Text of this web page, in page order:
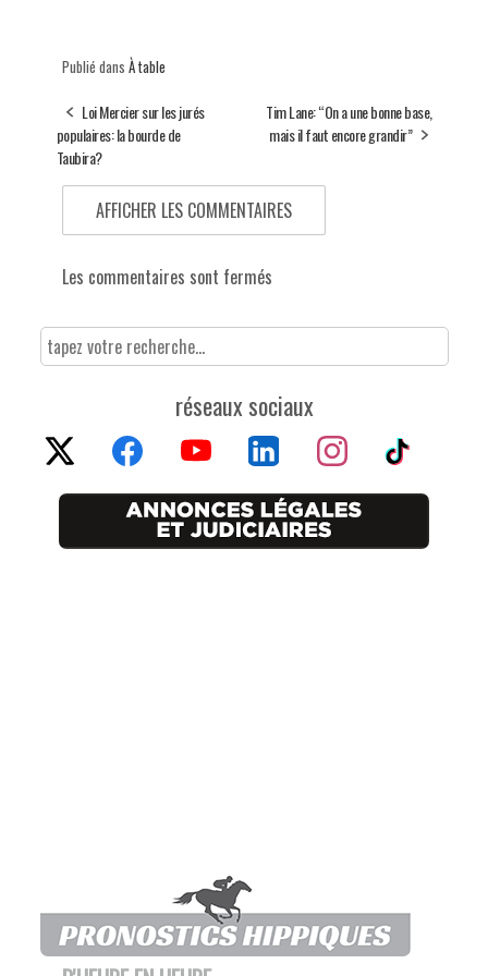
Publié dans À table
Loi Mercier sur les jurés
populaires: la bourde de
Taubira?
Tim Lane: “On a une bonne base,
mais il faut encore grandir”
AFFICHER LES COMMENTAIRES
Les commentaires sont fermés
réseaux sociaux